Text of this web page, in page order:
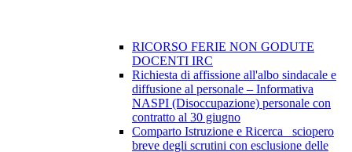
RICORSO FERIE NON GODUTE
DOCENTI IRC
Richiesta di affissione all'albo sindacale e
diffusione al personale – Informativa
NASPI (Disoccupazione) personale con
contratto al 30 giugno
Comparto Istruzione e Ricerca_ sciopero
breve degli scrutini con esclusione delle